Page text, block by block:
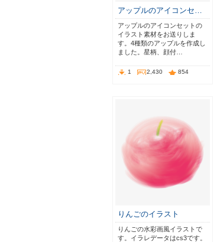
アップルのアイコンセ…
アップルのアイコンセットの
イラスト素材をお送りしま
す。4種類のアップルを作成し
ました。星柄、顔付…
1 2,430 854
りんごのイラスト
りんごの水彩画風イラストで
す。イラレデータはcs3です。